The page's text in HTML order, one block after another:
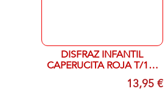
DISFRAZ INFANTIL
CAPERUCITA ROJA T/10-
13,95 €